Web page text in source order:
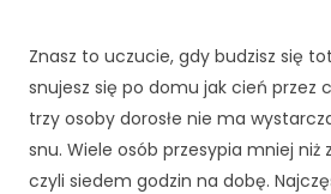
Znasz to uczucie, gdy budzisz się
snujesz się po domu jak cień przez
trzy osoby dorosłe nie ma
snu. Wiele osób przesypia mniej
czyli siedem godzin na dobę.